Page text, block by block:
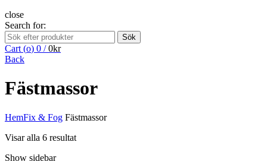
close
Search for:
Sök
Cart (o) 0 / 0kr
Back
Fästmassor
HemFix & Fog Fästmassor
Visar alla 6 resultat
Show sidebar